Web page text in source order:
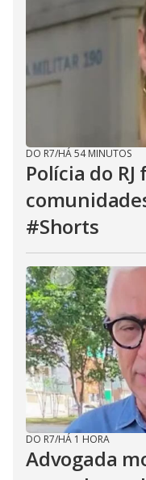
DO R7/HÁ 54 MINUTOS
Polícia do
#Shorts
DO R7/HÁ 1 HORA
Advogada